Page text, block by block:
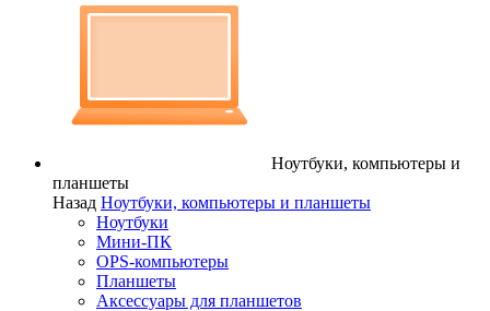
Ноутбуки, компьютеры и
планшеты
Назад Ноутбуки, компьютеры и планшеты
Ноутбуки
Мини-ПК
OPS-компьютеры
Планшеты
Аксессуары для планшетов